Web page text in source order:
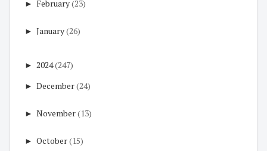
► February(23)
► January(26)
► 2024(247)
► December(24)
► November(13)
► October(15)